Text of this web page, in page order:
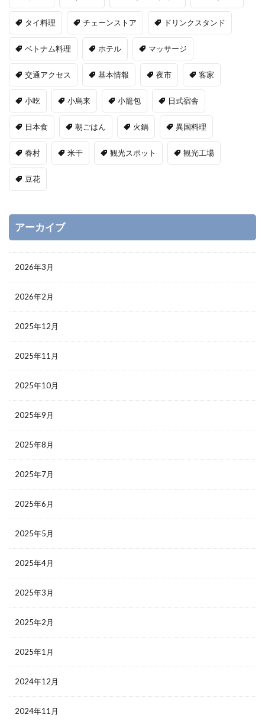
タイ料理 チェーンストア ドリンクスタンド
ベトナム料理 ホテル マッサージ
交通アクセス 基本情報 夜市 客家
小吃 小烏来 小籠包 日式宿舎
日本食 朝ごはん 火鍋 異国料理
眷村 米干 観光スポット 観光工場
豆花
アーカイブ
2026年3月
2026年2月
2025年12月
2025年11月
2025年10月
2025年9月
2025年8月
2025年7月
2025年6月
2025年5月
2025年4月
2025年3月
2025年2月
2025年1月
2024年12月
2024年11月